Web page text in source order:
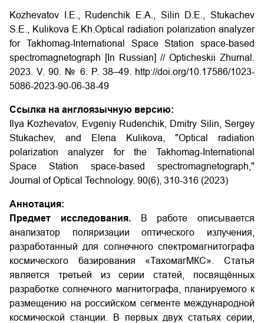
Kozhevatov I.E., Rudenchik E.A., Silin D.E., Stukachev
S.E., Kulikova E.Kh.Optical radiation polarization analyzer
for Takhomag-International Space Station space-based
spectromagnetograph [In Russian] // Opticheskii Zhurnal.
2023. V. 90. № 6. P. 38–49. http://doi.org/10.17586/1023-
5086-2023-90-06-38-49
Ссылка на англоязычную версию:
Ilya Kozhevatov, Evgeniy Rudenchik, Dmitry Silin, Sergey
Stukachev, and Elena Kulikova, "Optical radiation
polarization analyzer for the Takhomag-International
Space Station space-based spectromagnetograph,"
Journal of Optical Technology. 90(6), 310-316 (2023)
Аннотация:
Предмет исследования.
В работе описывается
анализатор поляризации оптического излучения,
разработанный для солнечного спектромагнитографа
космического базирования «Тахомаг­МКС». Статья
является третьей из серии статей, посвящённых
разработке солнечного магнитографа, планируемого к
размещению на российском сегменте международной
космической станции. В первых двух статьях серии,